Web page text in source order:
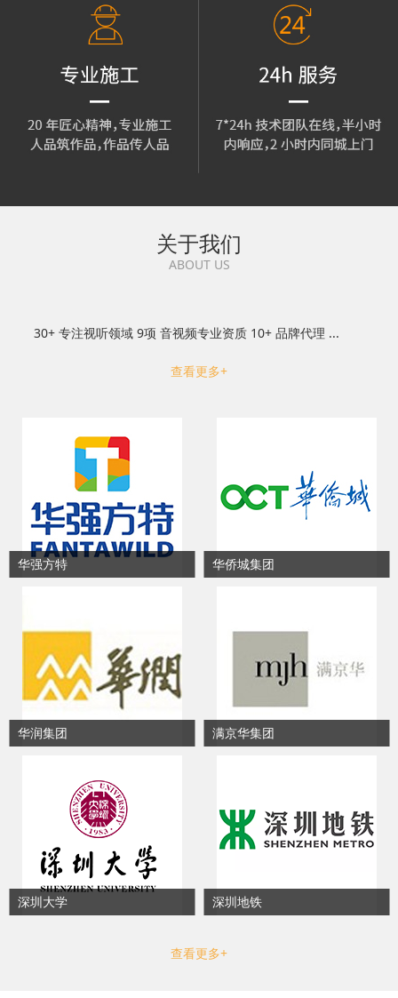
关于我们
ABOUT US
30+ 专注视听领域 9项 音视频专业资质 10+ 品牌代理 ...
查看更多+
华强方特 华侨城集团
华润集团 满京华集团
深圳大学 深圳地铁
查看更多+